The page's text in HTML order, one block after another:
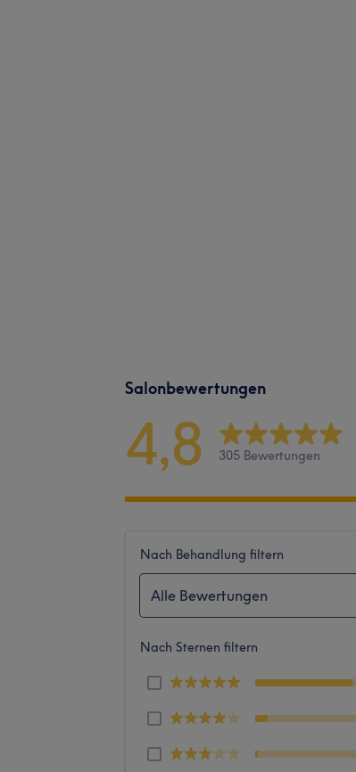
Salonbewertungen
4,8 305 Bewertungen
Nach Behandlung filtern
Alle Bewertungen
Nach Sternen filtern